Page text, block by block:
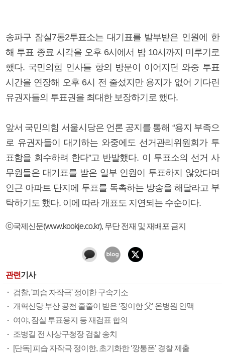
송파구 잠실7동2투표소는 대기표를 발부받은 인원에 한
해 투표 종료 시각을 오후 6시에서 밤 10시까지 미루기로
했다. 국민의힘 인사들 항의 방문이 이어지던 와중 투표
시간을 연장해 오후 6시 전 줄섰지만 용지가 없어 기다린
유권자들의 투표권을 최대한 보장하기로 했다.
앞서 국민의힘 서울시당은 언론 공지를 통해 “용지 부족으
로 유권자들이 대기하는 와중에도 선거관리위원회가 투
표함을 회수하려 한다”고 반발했다. 이 투표소의 선거 사
무원들은 대기표를 받은 일부 인원이 투표하지 않았다며
인근 아파트 단지에 투표를 독촉하는 방송을 해달라고 부
탁하기도 했다. 이에 따라 개표도 지연되는 수순이다.
ⓒ국제신문(www.kookje.co.kr), 무단 전재 및 재배포 금지
관련기사
검찰, '피습 자작극' 정이한 구속기소
개혁신당 부산 공천 줄줄이 받은 ‘정이한 父’ 온병원 인맥
여야, 잠실 투표용지 등 재검표 합의
조병길 전 사상구청장 검찰 송치
[단독] 피습 자작극 정이한, 초기화한 ‘깡통폰’ 경찰 제출